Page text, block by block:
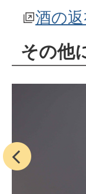
酒の
その他